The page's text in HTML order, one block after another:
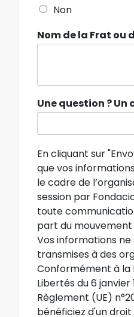
Non
Nom de la Frat ou
Une question ?
En cliquant sur
que vos
le cadre de
session par
toute
part du mouvement
Vos informations
transmises à des
Conformément à la
Libertés du 6 janvier
Règlement (UE)
bénéficiez d'un